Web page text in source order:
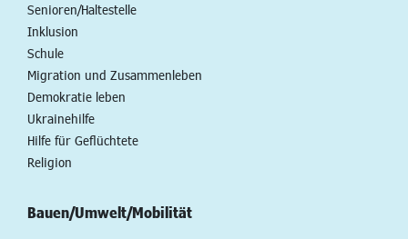
Senioren/Haltestelle
Inklusion
Schule
Migration und Zusammenleben
Demokratie leben
Ukrainehilfe
Hilfe für Geflüchtete
Religion
Bauen/Umwelt/Mobilität